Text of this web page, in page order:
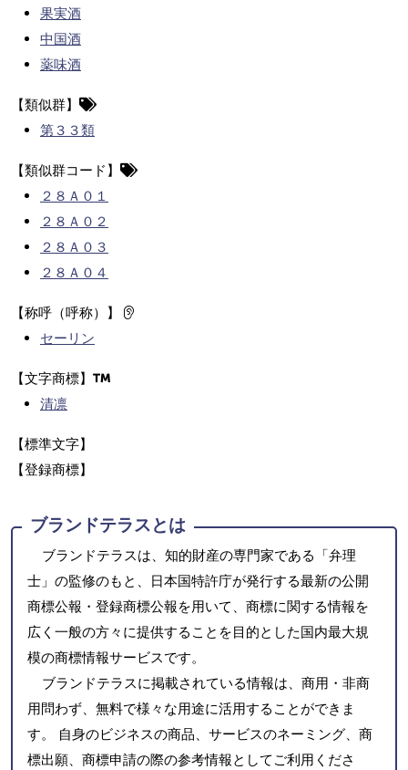
果実酒
中国酒
薬味酒
【類似群】
第３３類
【類似群コード】
２８Ａ０１
２８Ａ０２
２８Ａ０３
２８Ａ０４
【称呼（呼称）】
セーリン
【文字商標】
清凛
【標準文字】
【登録商標】
ブランドテラスとは
ブランドテラスは、知的財産の専門家である「弁理
士」の監修のもと、日本国特許庁が発行する最新の公開
商標公報・登録商標公報を用いて、商標に関する情報を
広く一般の方々に提供することを目的とした国内最大規
模の商標情報サービスです。
ブランドテラスに掲載されている情報は、商用・非商
用問わず、無料で様々な用途に活用することができま
す。 自身のビジネスの商品、サービスのネーミング、商
標出願、商標申請の際の参考情報としてご利用くださ